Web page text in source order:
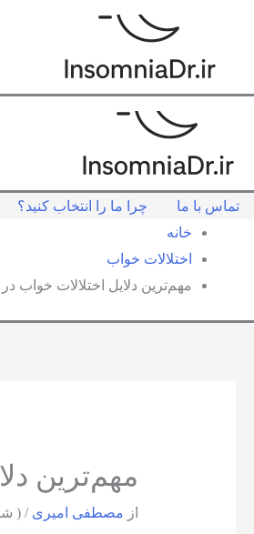
تماس با ما چرا ما را انتخاب کنید؟
خانه
اختلالات خواب
مهم‌ترین دلایل اختلالات خواب
مهم‌ترین
از مصطفی امیری/ ( شنبه ، 18